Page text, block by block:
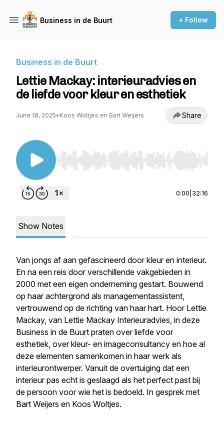
Business in de Buurt + Follow
Business in de Buurt
Lettie Mackay: interieuradvies en
de liefde voor kleur en esthetiek
June 18, 2025• Koos Woltjes en Bart Weijers Share
Use Left/Right to seek, Home/End to jump to
0:00 32:16
Show Notes
Van jongs af aan gefascineerd door kleur en interieur.
En na een reis door verschillende vakgebieden in
2000 met een eigen onderneming gestart. Bouwend
op haar achtergrond als managementassistent,
vertrouwend op de richting van haar hart. Hoor Lettie
Mackay, van Lettie Mackay Interieuradvies, in deze
Business in de Buurt praten over liefde voor
esthetiek, over kleur- en imageconsultancy en hoe al
deze elementen samenkomen in haar werk als
interieurontwerper. Vanuit de overtuiging dat een
interieur pas echt is geslaagd als het perfect past bij
de persoon voor wie het is bedoeld. In gesprek met
Bart Weijers en Koos Woltjes.